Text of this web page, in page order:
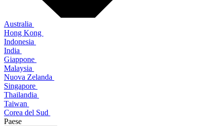
Australia
Hong Kong
Indonesia
India
Giappone
Malaysia
Nuova Zelanda
Singapore
Thailandia
Taiwan
Corea del Sud
Paese